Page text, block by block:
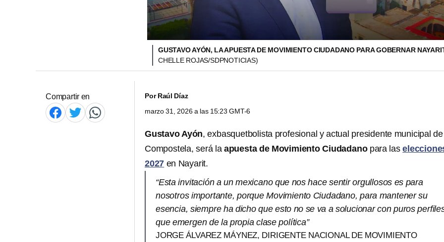
GUSTAVO AYÓN, LA APUESTA DE MOVIMIENTO CIUDADANO PARA GOBERNAR
CHELLE ROJAS/SDPNOTICIAS)
Compartir en PorRaúl Díaz
marzo 31, 2026 a las 15:23 GMT-6
Gustavo Ayón, exbasquetbolista profesional y actual presidente municipal de
Compostela, será la apuesta de Movimiento Ciudadanopara las
2027 en Nayarit.
“Esta invitación a un mexicano que nos hace sentir orgullosos es para
nosotros importante, porque Movimiento Ciudadano, para mantener su
esencia, siempre ha dicho que esto no se va a solucionar con puros
que emergen de la propia clase política”
JORGE ÁLVAREZ MÁYNEZ, DIRIGENTE NACIONAL DE MOVIMIENTO